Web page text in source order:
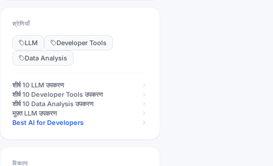
श्रेणियाँ
LLM
Developer Tools
Data Analysis
शीर्ष 10 LLM उपकरण
शीर्ष 10 Developer Tools उपकरण
शीर्ष 10 Data Analysis उपकरण
मुफ़्त LLM उपकरण
Best AI for Developers
विकल्प